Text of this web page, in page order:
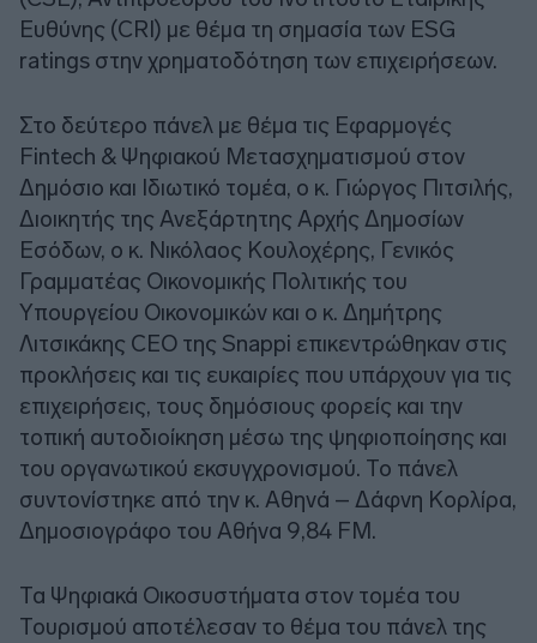
Ευθύνης (CRI) με θέμα τη σημασία των ESG
ratings στην χρηματοδότηση των επιχειρήσεων.
Στο δεύτερο πάνελ με θέμα τις Εφαρμογές
Fintech & Ψηφιακού Μετασχηματισμού στον
Δημόσιο και Ιδιωτικό τομέα, ο κ. Γιώργος Πιτσιλής,
Διοικητής της Ανεξάρτητης Αρχής Δημοσίων
Εσόδων, ο κ. Νικόλαος Κουλοχέρης, Γενικός
Γραμματέας Οικονομικής Πολιτικής του
Υπουργείου Οικονομικών και ο κ. Δημήτρης
Λιτσικάκης CEO της Snappi επικεντρώθηκαν στις
προκλήσεις και τις ευκαιρίες που υπάρχουν για τις
επιχειρήσεις, τους δημόσιους φορείς και την
τοπική αυτοδιοίκηση μέσω της ψηφιοποίησης και
του οργανωτικού εκσυγχρονισμού. Το πάνελ
συντονίστηκε από την κ. Αθηνά – Δάφνη Κορλίρα,
Δημοσιογράφο του Αθήνα 9,84 FM.
Τα Ψηφιακά Οικοσυστήματα στον τομέα του
Τουρισμού αποτέλεσαν το θέμα του πάνελ της